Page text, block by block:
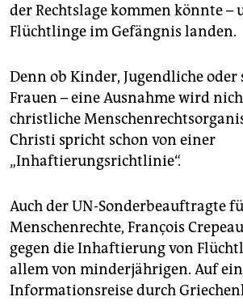
der Rechtslage kommen könnte –
Flüchtlinge im Gefängnis landen.
Denn ob Kinder, Jugendliche oder
Frauen – eine Ausnahme wird
christliche
Christi spricht schon von einer
„Inhaftierungsrichtlinie“.
Auch der UN-Sonderbeauftragte
Menschenrechte, François
gegen die Inhaftierung von
allem von minderjährigen. Auf
Informationsreise durch